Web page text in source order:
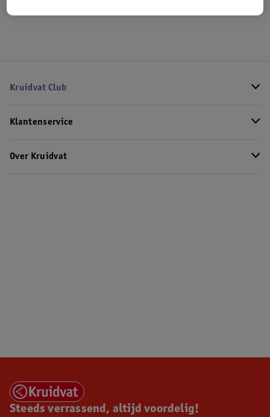
Kruidvat Club
Klantenservice
Over Kruidvat
Steeds verrassend, altijd voordelig!